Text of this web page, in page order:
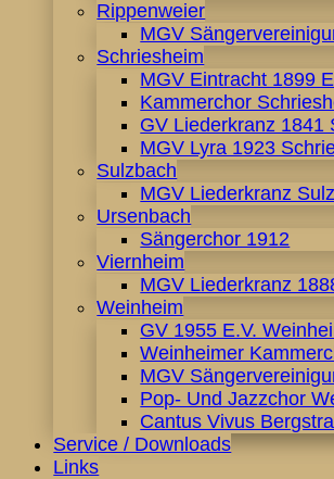
Rippenweier
MGV
Schriesheim
MGV Eintracht 1899
Kammerchor
GV Liederkranz 1841
MGV Lyra 1923
Sulzbach
MGV Liederkranz
Ursenbach
Sängerchor 1912
Viernheim
MGV Liederkranz
Weinheim
GV 1955 E.V.
Weinheimer
MGV
Pop- Und Jazzchor
Cantus Vivus
Service / Downloads
Links